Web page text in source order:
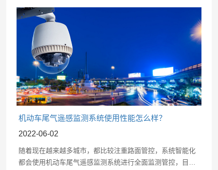
机动车尾气遥感监测系统有着更好的口碑，紧接着还会说到
更多事情。
机动车尾气遥感监测系统使用性能怎么样？
2022-06-02
随着现在越来越多城市，都比较注重路面管控，系统智能化
都会使用机动车尾气遥感监测系统进行全面监测管控，目的